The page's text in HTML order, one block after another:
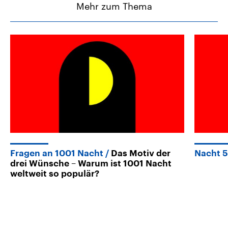
Mehr zum Thema
Fragen an 1001 Nacht
Das Motiv der
drei Wünsche – Warum ist 1001 Nacht
weltweit so populär?
Nacht